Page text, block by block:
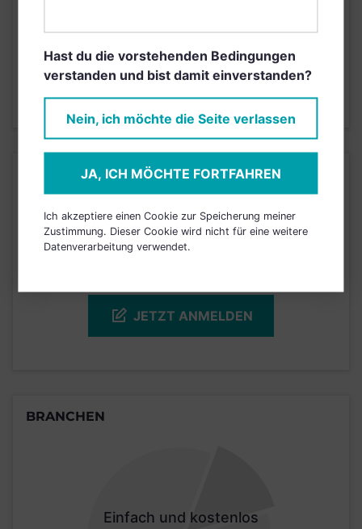
5 6
KURSENTWICKLUNG
Einfach und kostenlos
registrieren, um dieses Feature
JETZT ANMELDEN
BRANCHEN
Einfach und kostenlos
Hast du die vorstehenden Bedingungen
verstanden und bist damit einverstanden?
Nein, ich möchte die Seite verlassen
JA, ICH MÖCHTE FORTFAHREN
Ich akzeptiere einen Cookie zur Speicherung meiner
Zustimmung. Dieser Cookie wird nicht für eine weitere
Datenverarbeitung verwendet.